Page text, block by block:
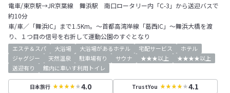
電車/東京駅→JR京葉線 舞浜駅 南口ロータリー内「C-3」から送迎バスで
約10分
車/車／「舞浜IC」まで1.5Km。～首都高湾岸線「葛西IC」～舞浜大橋を渡
り、１つ目の信号を右折して運動公園のすぐとなり
エステ＆スパ 大浴場 大浴場があるホテル 宅配サービス
ホテル
ジャグジー
天然温泉 駐車場有り サウナ ★★★以上
★★★★以上
送迎有り
館内に車いす利用トイレ
日本旅行 4.0 TrustYou 4.1